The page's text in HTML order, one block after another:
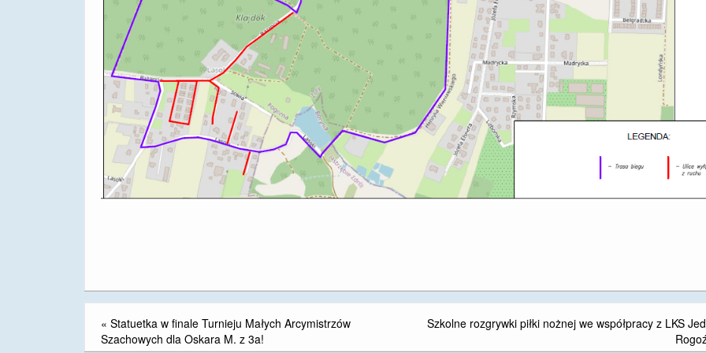
« Statuetka w finale Turnieju Małych Arcymistrzów
Szachowych dla Oskara M. z 3a!
Szkolne rozgrywki piłki nożnej we współpracy z LKS